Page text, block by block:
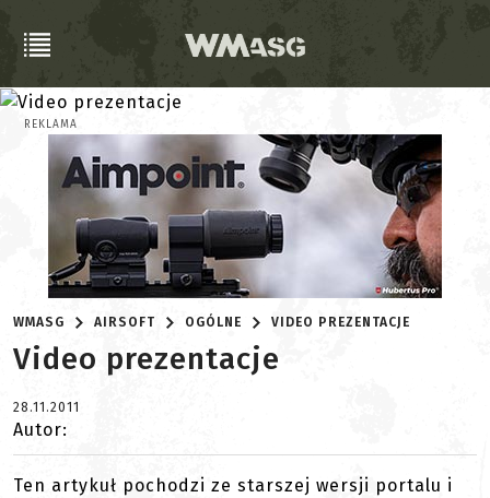
REKLAMA
WMASG AIRSOFT OGÓLNE VIDEO PREZENTACJE
Video prezentacje
28.11.2011
Autor:
Ten artykuł pochodzi ze starszej wersji portalu i